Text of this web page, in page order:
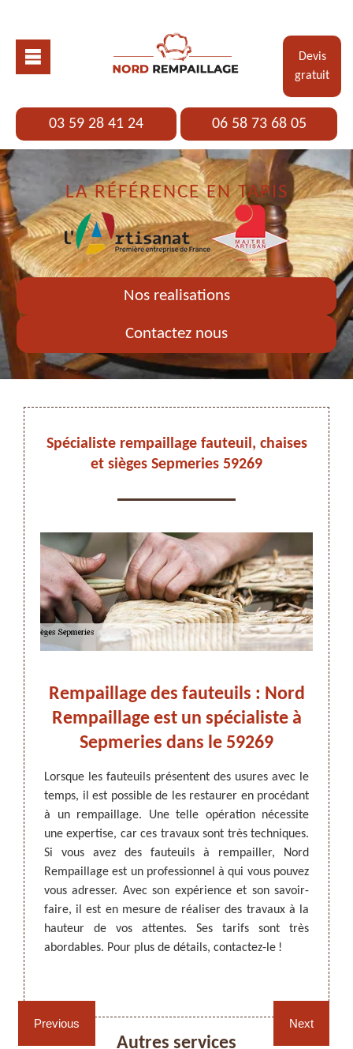
Devis
gratuit
03 59 28 41 24 06 58 73 68 05
LA RÉFÉRENCE EN TAPIS
Nos realisations
Contactez nous
ARTISAN DEZITTER, REMPAILLAGE -
CANNAGE - RECOLLAGE, 59 NORD
Rempaillage fauteuil,
chaises et sièges 59
Cannage fauteuil, chaises
et sièges 59
Spécialiste rempaillage fauteuil, chaises
et sièges Sepmeries 59269
Previous
être
de
Si
à
qui
a la
des
Rempaillage des fauteuils : Nord
Rempaillage est un spécialiste à
Sepmeries dans le 59269
Lorsque les fauteuils présentent des usures avec le
temps, il est possible de les restaurer en procédant
à un rempaillage. Une telle opération nécessite
une expertise, car ces travaux sont très techniques.
Si vous avez des fauteuils à rempailler, Nord
Rempaillage est un professionnel à qui vous pouvez
vous adresser. Avec son expérience et son savoir-
faire, il est en mesure de réaliser des travaux à la
hauteur de vos attentes. Ses tarifs sont très
abordables. Pour plus de détails, contactez-le !
Les
de
de
pour
Next
Autres services